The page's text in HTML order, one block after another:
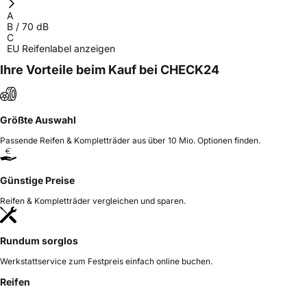
A
B / 70 dB
C
EU Reifenlabel anzeigen
Ihre Vorteile beim Kauf bei CHECK24
Größte Auswahl
Passende Reifen & Kompletträder aus über 10 Mio. Optionen finden.
Günstige Preise
Reifen & Kompletträder vergleichen und sparen.
Rundum sorglos
Werkstattservice zum Festpreis einfach online buchen.
Reifen